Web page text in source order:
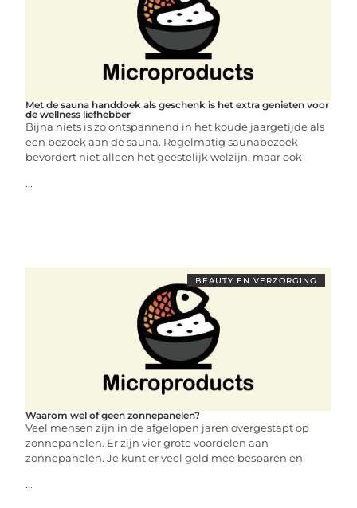
Met de sauna handdoek als geschenk is het extra genieten voor
de wellness liefhebber
Bijna niets is zo ontspannend in het koude jaargetijde als
een bezoek aan de sauna. Regelmatig saunabezoek
bevordert niet alleen het geestelijk welzijn, maar ook
...
BEAUTY EN VERZORGING
Waarom wel of geen zonnepanelen?
Veel mensen zijn in de afgelopen jaren overgestapt op
zonnepanelen. Er zijn vier grote voordelen aan
zonnepanelen. Je kunt er veel geld mee besparen en
...